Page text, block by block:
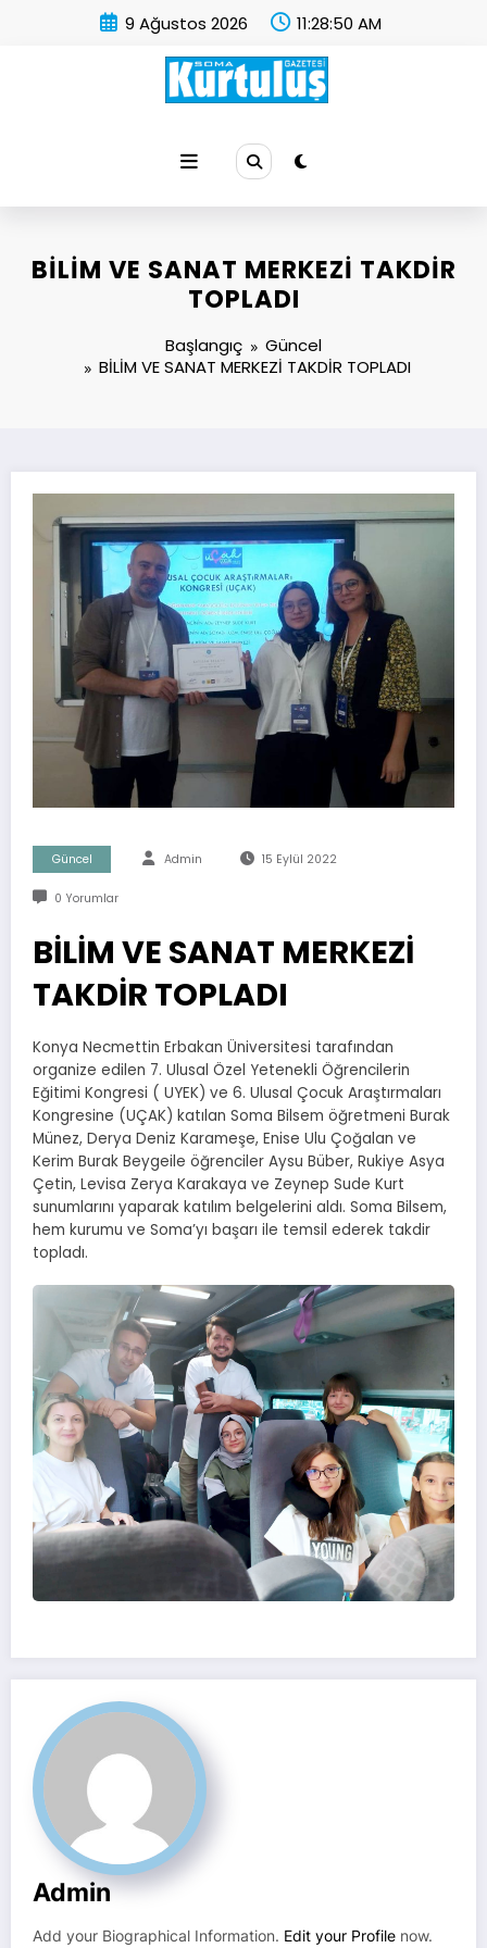
9 Ağustos 2026 11:28:50 AM
BİLİM VE SANAT MERKEZİ TAKDİR
TOPLADI
Başlangıç
Güncel
BİLİM VE SANAT MERKEZİ TAKDİR TOPLADI
Güncel Admin 15 Eylül 2022
0 Yorumlar
BİLİM VE SANAT MERKEZİ
TAKDİR TOPLADI
Konya Necmettin Erbakan Üniversitesi tarafından
organize edilen 7. Ulusal Özel Yetenekli Öğrencilerin
Eğitimi Kongresi ( UYEK) ve 6. Ulusal Çocuk Araştırmaları
Kongresine (UÇAK) katılan Soma Bilsem öğretmeni Burak
Münez, Derya Deniz Karameşe, Enise Ulu Çoğalan ve
Kerim Burak Beygeile öğrenciler Aysu Büber, Rukiye Asya
Çetin, Levisa Zerya Karakaya ve Zeynep Sude Kurt
sunumlarını yaparak katılım belgelerini aldı. Soma Bilsem,
hem kurumu ve Soma’yı başarı ile temsil ederek takdir
topladı.
Admin
Add your Biographical Information. Edit your Profile now.